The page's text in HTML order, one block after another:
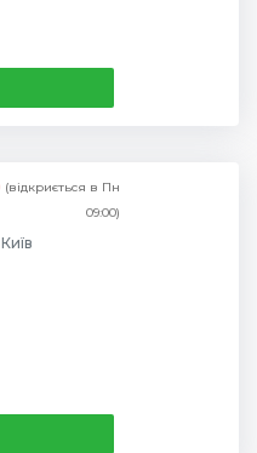
(відкриється в Пн
09:00)